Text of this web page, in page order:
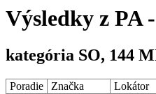
Výsledky z PA
kategória SO, 144
Poradie Značka Lokátor